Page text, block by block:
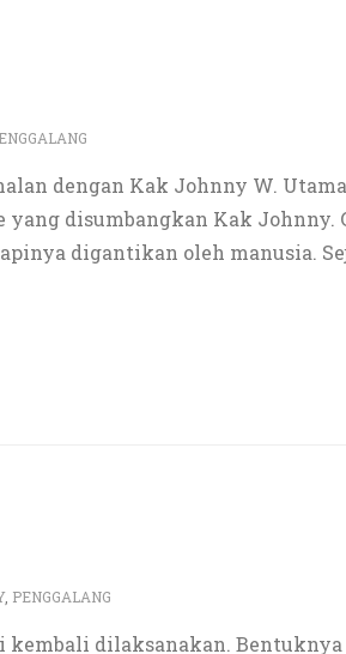
dengan Kak Johnny W.
disumbangkan Kak Johnny.
digantikan oleh manusia.
, PENGGALANG
dilaksanakan. Bentuknya